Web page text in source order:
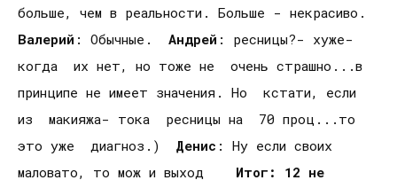
больше, чем в реальности. Больше - некрасиво.
Валерий : Обычные. Андрей : ресницы?- хуже-
когда их нет, но тоже не очень страшно...в
принципе не имеет значения. Но кстати, если
из макияжа- тока ресницы на 70 проц...то
это уже диагноз.) Денис : Ну если своих
маловато, то мож и выход Итог: 12 не